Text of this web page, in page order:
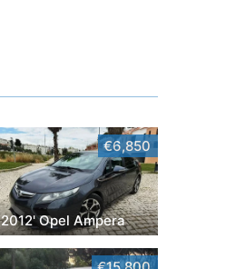
€6,850
2012' Opel Ampera